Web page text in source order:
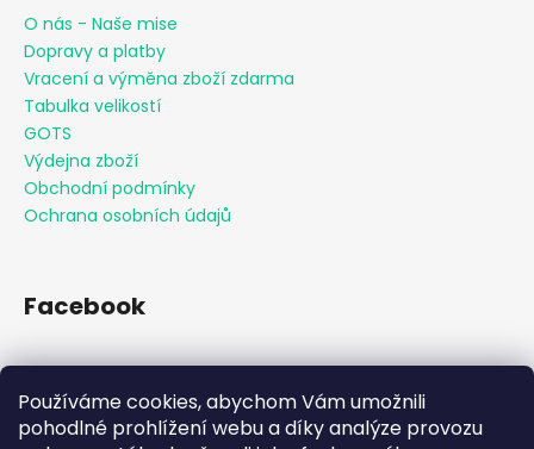
Používáme cookies, abychom Vám umožnili
pohodlné prohlížení webu a díky analýze provozu
O nás - Naše mise
Dopravy a platby
Vracení a výměna zboží zdarma
Tabulka velikostí
GOTS
Výdejna zboží
Obchodní podmínky
Ochrana osobních údajů
Facebook
Přijímáme online platby